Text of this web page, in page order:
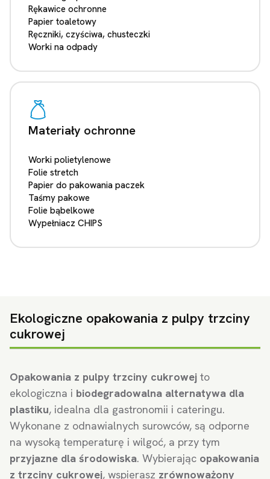
Rękawice ochronne
Papier toaletowy
Ręczniki, czyściwa, chusteczki
Worki na odpady
Materiały ochronne
Worki polietylenowe
Folie stretch
Papier do pakowania paczek
Taśmy pakowe
Folie bąbelkowe
Wypełniacz CHIPS
Ekologiczne opakowania z pulpy trzciny
cukrowej
Opakowania z pulpy trzciny cukrowej to
ekologiczna i biodegradowalna alternatywa dla
plastiku, idealna dla gastronomii i cateringu.
Wykonane z odnawialnych surowców, są odporne
na wysoką temperaturę i wilgoć, a przy tym
przyjazne dla środowiska. Wybierając opakowania
z trzciny cukrowej, wspierasz zrównoważony